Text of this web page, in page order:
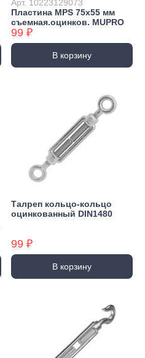
Арт. 10223129073
Пластина MPS 75х55 мм
съемная.оцинков. MUPRO
99 ₽
В корзину
Талреп кольцо-кольцо
оцинкованный DIN1480
99 ₽
В корзину